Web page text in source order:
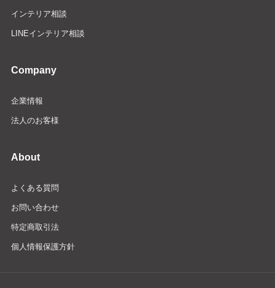
インテリア相談
LINEインテリア相談
Company
企業情報
法人のお客様
About
よくある質問
お問い合わせ
特定商取引法
個人情報保護方針